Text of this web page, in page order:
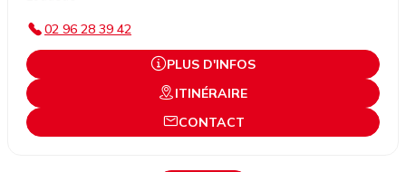
02 96 28 39 42
PLUS D'INFOS
ITINÉRAIRE
CONTACT